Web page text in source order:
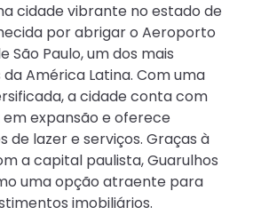
cidade vibrante no estado de
por abrigar o Aeroporto
São Paulo, um dos mais
América Latina. Com uma
a cidade conta com
expansão e oferece
de lazer e serviços. Graças à
a capital paulista, Guarulhos
uma opção atraente para
imobiliários.